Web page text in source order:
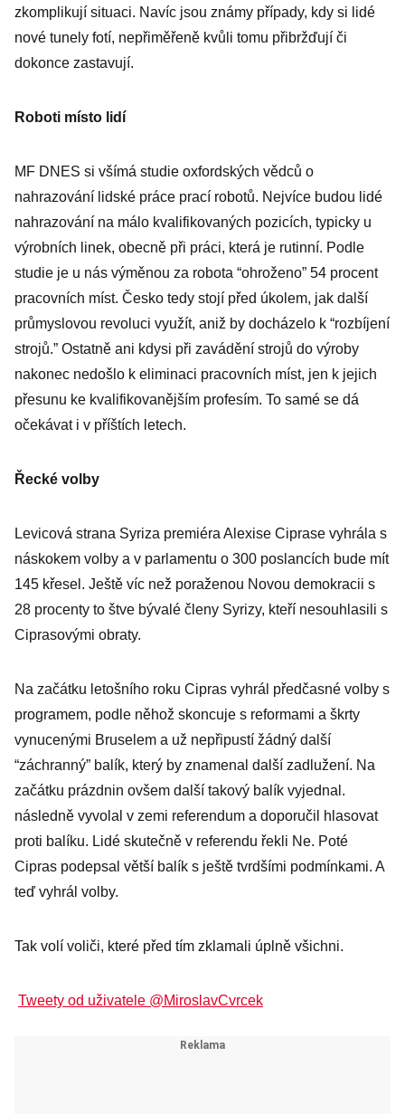
zkomplikují situaci. Navíc jsou známy případy, kdy si lidé
nové tunely fotí, nepřiměřeně kvůli tomu přibržďují či
dokonce zastavují.
Roboti místo lidí
MF DNES si všímá studie oxfordských vědců o
nahrazování lidské práce prací robotů. Nejvíce budou lidé
nahrazování na málo kvalifikovaných pozicích, typicky u
výrobních linek, obecně při práci, která je rutinní. Podle
studie je u nás výměnou za robota “ohroženo” 54 procent
pracovních míst. Česko tedy stojí před úkolem, jak další
průmyslovou revoluci využít, aniž by docházelo k “rozbíjení
strojů.” Ostatně ani kdysi při zavádění strojů do výroby
nakonec nedošlo k eliminaci pracovních míst, jen k jejich
přesunu ke kvalifikovanějším profesím. To samé se dá
očekávat i v příštích letech.
Řecké volby
Levicová strana Syriza premiéra Alexise Ciprase vyhrála s
náskokem volby a v parlamentu o 300 poslancích bude mít
145 křesel. Ještě víc než poraženou Novou demokracii s
28 procenty to štve bývalé členy Syrizy, kteří nesouhlasili s
Ciprasovými obraty.
Na začátku letošního roku Cipras vyhrál předčasné volby s
programem, podle něhož skoncuje s reformami a škrty
vynucenými Bruselem a už nepřipustí žádný další
“záchranný” balík, který by znamenal další zadlužení. Na
začátku prázdnin ovšem další takový balík vyjednal.
následně vyvolal v zemi referendum a doporučil hlasovat
proti balíku. Lidé skutečně v referendu řekli Ne. Poté
Cipras podepsal větší balík s ještě tvrdšími podmínkami. A
teď vyhrál volby.
Tak volí voliči, které před tím zklamali úplně všichni.
Tweety od uživatele @MiroslavCvrcek